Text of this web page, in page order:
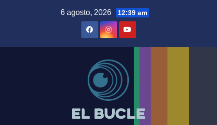
6 agosto, 2026 12:39 am